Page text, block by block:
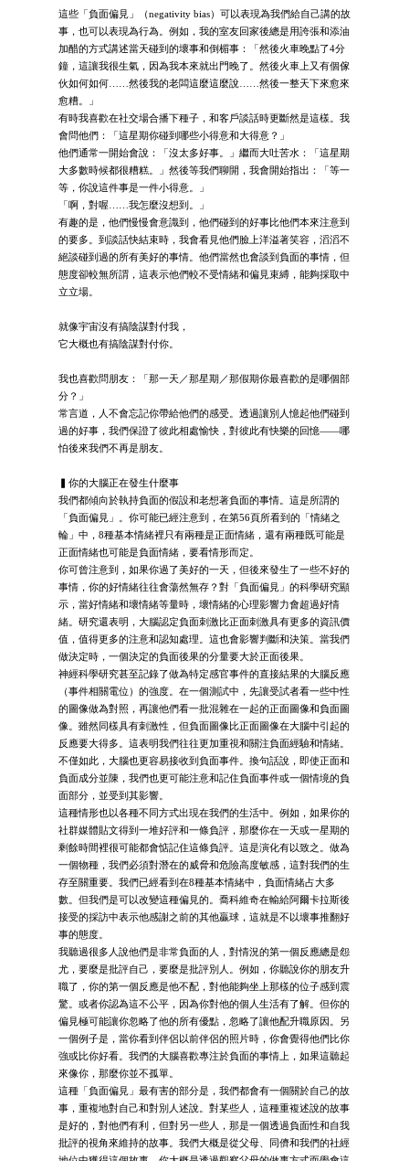
這些「負面偏見」（negativity bias）可以表現為我們給自己講的故
事，也可以表現為行為。例如，我的室友回家後總是用誇張和添油
加醋的方式講述當天碰到的壞事和倒楣事：「然後火車晚點了4分
鐘，這讓我很生氣，因為我本來就出門晚了。然後火車上又有個傢
伙如何如何……然後我的老闆這麼這麼說……然後一整天下來愈來
愈糟。」
有時我喜歡在社交場合播下種子，和客戶談話時更斷然是這樣。我
會問他們：「這星期你碰到哪些小得意和大得意？」
他們通常一開始會說：「沒太多好事。」繼而大吐苦水：「這星期
大多數時候都很糟糕。」然後等我們聊開，我會開始指出：「等一
等，你說這件事是一件小得意。」
「啊，對喔……我怎麼沒想到。」
有趣的是，他們慢慢會意識到，他們碰到的好事比他們本來注意到
的要多。到談話快結束時，我會看見他們臉上洋溢著笑容，滔滔不
絕談碰到過的所有美好的事情。他們當然也會談到負面的事情，但
態度卻較無所謂，這表示他們較不受情緒和偏見束縛，能夠採取中
立立場。
就像宇宙沒有搞陰謀對付我，
它大概也有搞陰謀對付你。
我也喜歡問朋友：「那一天／那星期／那假期你最喜歡的是哪個部
分？」
常言道，人不會忘記你帶給他們的感受。透過讓別人憶起他們碰到
過的好事，我們保證了彼此相處愉快，對彼此有快樂的回憶——哪
怕後來我們不再是朋友。
▍你的大腦正在發生什麼事
我們都傾向於執持負面的假設和老想著負面的事情。這是所謂的
「負面偏見」。你可能已經注意到，在第56頁所看到的「情緒之
輪」中，8種基本情緒裡只有兩種是正面情緒，還有兩種既可能是
正面情緒也可能是負面情緒，要看情形而定。
你可曾注意到，如果你過了美好的一天，但後來發生了一些不好的
事情，你的好情緒往往會蕩然無存？對「負面偏見」的科學研究顯
示，當好情緒和壞情緒等量時，壞情緒的心理影響力會超過好情
緒。研究還表明，大腦認定負面刺激比正面刺激具有更多的資訊價
值，值得更多的注意和認知處理。這也會影響判斷和決策。當我們
做決定時，一個決定的負面後果的分量要大於正面後果。
神經科學研究甚至記錄了做為特定感官事件的直接結果的大腦反應
（事件相關電位）的強度。在一個測試中，先讓受試者看一些中性
的圖像做為對照，再讓他們看一批混雜在一起的正面圖像和負面圖
像。雖然同樣具有刺激性，但負面圖像比正面圖像在大腦中引起的
反應要大得多。這表明我們往往更加重視和關注負面經驗和情緒。
不僅如此，大腦也更容易接收到負面事件。換句話說，即使正面和
負面成分並陳，我們也更可能注意和記住負面事件或一個情境的負
面部分，並受到其影響。
這種情形也以各種不同方式出現在我們的生活中。例如，如果你的
社群媒體貼文得到一堆好評和一條負評，那麼你在一天或一星期的
剩餘時間裡很可能都會惦記住這條負評。這是演化有以致之。做為
一個物種，我們必須對潛在的威脅和危險高度敏感，這對我們的生
存至關重要。我們已經看到在8種基本情緒中，負面情緒占大多
數。但我們是可以改變這種偏見的。喬科維奇在輸給阿爾卡拉斯後
接受的採訪中表示他感謝之前的其他贏球，這就是不以壞事推翻好
事的態度。
我聽過很多人說他們是非常負面的人，對情況的第一個反應總是怨
尤，要麼是批評自己，要麼是批評別人。例如，你聽說你的朋友升
職了，你的第一個反應是他不配，對他能夠坐上那樣的位子感到震
驚。或者你認為這不公平，因為你對他的個人生活有了解。但你的
偏見極可能讓你忽略了他的所有優點，忽略了讓他配升職原因。另
一個例子是，當你看到伴侶以前伴侶的照片時，你會覺得他們比你
強或比你好看。我們的大腦喜歡專注於負面的事情上，如果這聽起
來像你，那麼你並不孤單。
這種「負面偏見」最有害的部分是，我們都會有一個關於自己的故
事，重複地對自己和對別人述說。對某些人，這種重複述說的故事
是好的，對他們有利，但對另一些人，那是一個透過負面性和自我
批評的視角來維持的故事。我們大概是從父母、同儕和我們的社經